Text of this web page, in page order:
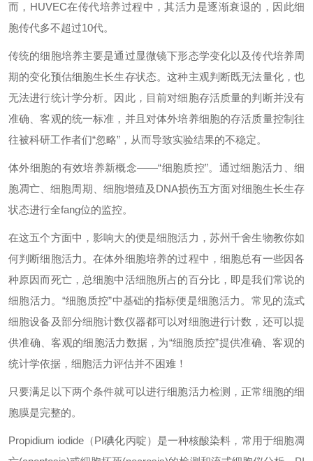
而，HUVEC在传代培养过程中，其活力是逐渐衰退的，因此细
胞传代多不超过10代。
传统的细胞培养主要是通过显微镜下形态学变化以及传代培养周
期的变化预估细胞生长生存状态。这种主观判断既无法量化，也
无法进行统计学分析。因此，目前对细胞存活质量的判断并没有
准确、客观的统一标准，并且对体外培养细胞的存活质量控制往
往被科研工作者们“忽略”，从而导致实验结果的不稳定。
体外细胞的有效培养新概念——“细胞质控”。通过细胞活力、细
胞凋亡、细胞周期、细胞增殖及DNA损伤五方面对细胞生长生存
状态进行全fang位的监控。
在这五个方面中，影响大的便是细胞活力，苏州千舍生物教你如
何判断细胞活力。在体外细胞培养的过程中，细胞总有一些因各
种原因而死亡，总细胞中活细胞所占的百分比，即是我们常说的
细胞活力。“细胞质控”中基础的指标便是细胞活力。常见的流式
细胞设备及部分细胞计数仪器都可以对细胞进行计数，还可以提
供准确、客观的细胞活力数据，为“细胞质控”提供准确、客观的
统计学依据，细胞活力评估并不困难！
只要满足以下两个条件就可以进行细胞活力检测，正常细胞的细
胞膜是完整的。
Propidium iodide（PI碘化丙啶）是一种核酸染料，常用于细胞凋